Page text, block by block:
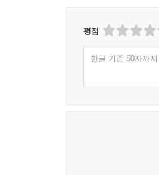
평점
한글 기준 50자까